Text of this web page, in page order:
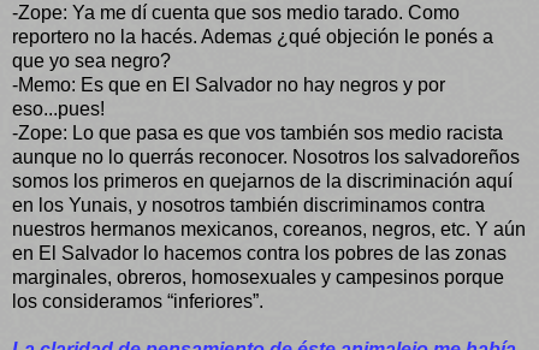
-Zope: Ya me dí cuenta que sos medio tarado. Como
reportero no la hacés. Ademas ¿qué objeción le ponés a
que yo sea negro?
-Memo: Es que en El Salvador no hay negros y por
eso...pues!
-Zope: Lo que pasa es que vos también sos medio racista
aunque no lo querrás reconocer. Nosotros los salvadoreños
somos los primeros en quejarnos de la discriminación aquí
en los Yunais, y nosotros también discriminamos contra
nuestros hermanos mexicanos, coreanos, negros, etc. Y aún
en El Salvador lo hacemos contra los pobres de las zonas
marginales, obreros, homosexuales y campesinos porque
los consideramos “inferiores”.